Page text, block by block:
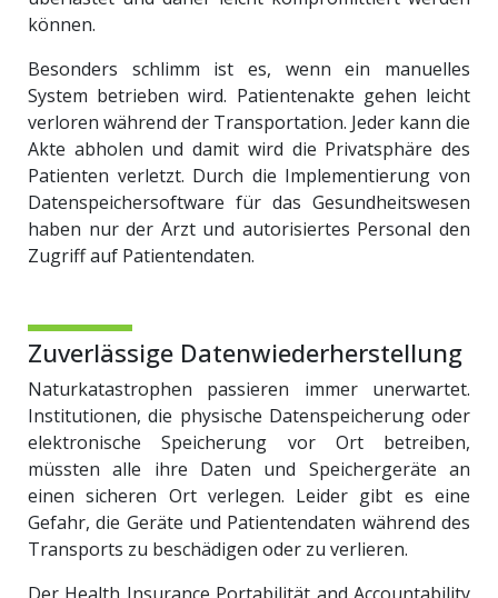
können.
Besonders schlimm ist es, wenn ein manuelles
System betrieben wird. Patientenakte gehen leicht
verloren während der Transportation. Jeder kann die
Akte abholen und damit wird die Privatsphäre des
Patienten verletzt. Durch die Implementierung von
Datenspeichersoftware für das Gesundheitswesen
haben nur der Arzt und autorisiertes Personal den
Zugriff auf Patientendaten.
Zuverlässige Datenwiederherstellung
Naturkatastrophen passieren immer unerwartet.
Institutionen, die physische Datenspeicherung oder
elektronische Speicherung vor Ort betreiben,
müssten alle ihre Daten und Speichergeräte an
einen sicheren Ort verlegen. Leider gibt es eine
Gefahr, die Geräte und Patientendaten während des
Transports zu beschädigen oder zu verlieren.